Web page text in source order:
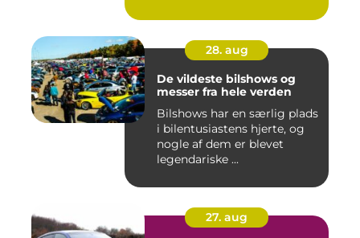
28. aug
De vildeste bilshows og
messer fra hele verden
Bilshows har en særlig plads
i bilentusiastens hjerte, og
nogle af dem er blevet
legendariske ...
27. aug